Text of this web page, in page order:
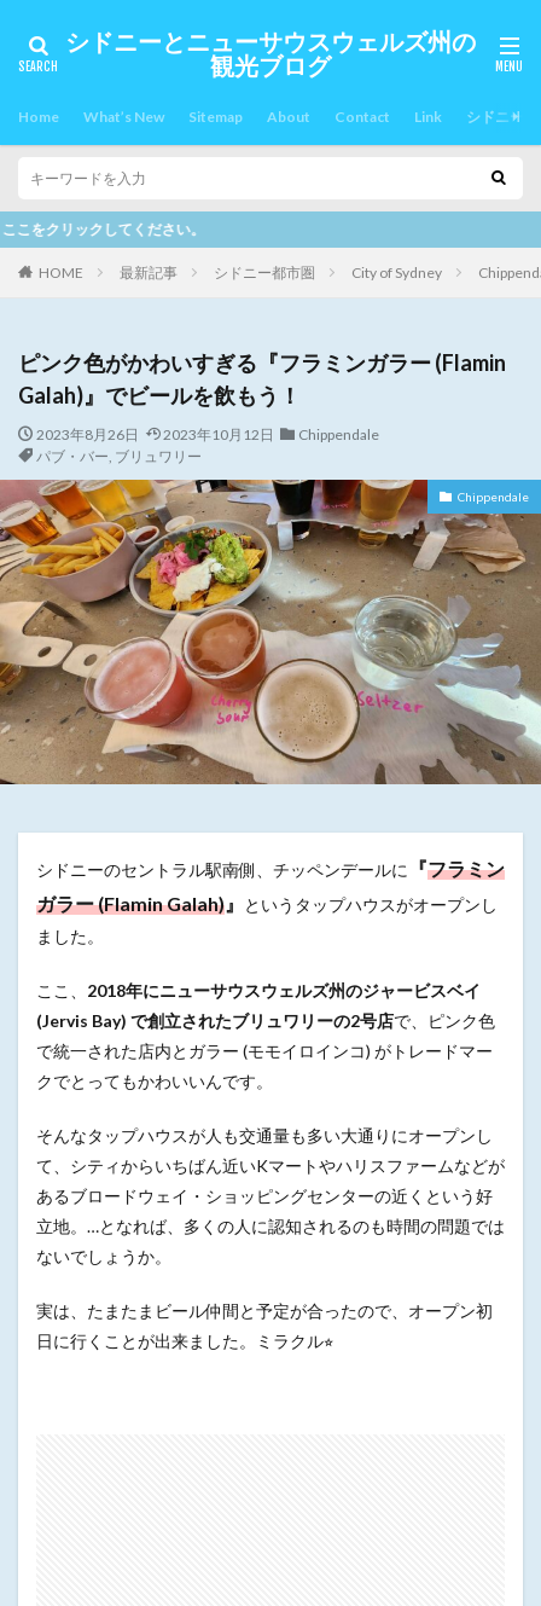
シドニーとニューサウスウェルズ州の
観光ブログ
Home What’s New Sitemap About Contact Link シドニー
HOME 最新記事 シドニー都市圏 City of Sydney
ピンク色がかわいすぎる『フラミンガラー (Flamin
Galah)』でビールを飲もう！
2023年8月26日 2023年10月12日
Chippendale
パブ・バー, ブリュワリー
Chippendale
シドニーのセントラル駅南側、チッペンデールに 『フラミン
ガラー (Flamin Galah) 』
というタップハウスがオープンし
ました。
ここ、 2018年にニューサウスウェルズ州のジャービスベイ
(Jervis Bay) で創立されたブリュワリーの2号店で、ピンク色
で統一された店内とガラー (モモイロインコ) がトレードマー
クでとってもかわいいんです。
そんなタップハウスが人も交通量も多い大通りにオープンし
て、シティからいちばん近いKマートやハリスファームなどが
あるブロードウェイ・ショッピングセンターの近くという好
立地。…となれば、多くの人に認知されるのも時間の問題では
ないでしょうか。
実は、たまたまビール仲間と予定が合ったので、オープン初
日に行くことが出来ました。ミラクル⭐︎